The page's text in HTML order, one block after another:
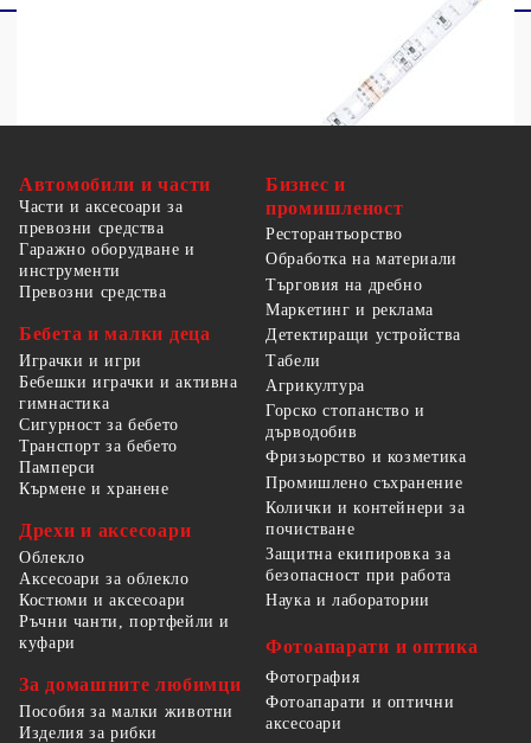
Автомобили и части
Части и аксесоари за
превозни средства
Гаражно оборудване и
инструменти
Превозни средства
Бебета и малки деца
Играчки и игри
Бебешки играчки и активна
гимнастика
Сигурност за бебето
Транспорт за бебето
Памперси
Кърмене и хранене
Дрехи и аксесоари
Облекло
Аксесоари за облекло
Костюми и аксесоари
Ръчни чанти, портфейли и
куфари
За домашните любимци
Пособия за малки животни
Изделия за рибки
Бизнес и
промишленост
Ресторантьорство
Обработка на материали
Търговия на дребно
Маркетинг и реклама
Детектиращи устройства
Табели
Агрикултура
Горско стопанство и
дърводобив
Фризьорство и козметика
Промишлено съхранение
Колички и контейнери за
почистване
Защитна екипировка за
безопасност при работа
Наука и лаборатории
Фотоапарати и оптика
Фотография
Фотоапарати и оптични
аксесоари